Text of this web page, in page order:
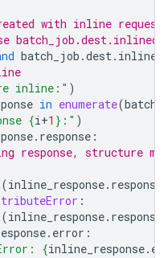
with inline request
batch_job .dest.
inline:" )
in enumerate(
{i+1 } :" )
. response :
response, structure
(inline_response. response
:
(inline_response. response
. error :
{inline_response.